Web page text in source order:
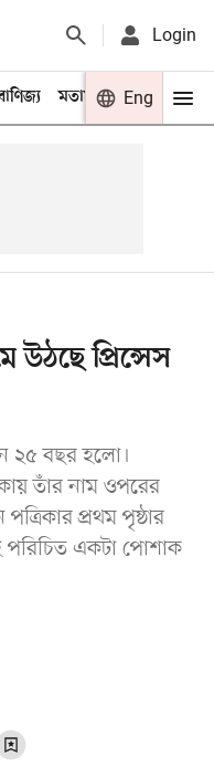
Login
মতামত খেলা
Eng
উঠছে প্রিন্সেস
২৫ বছর হলো।
তাঁর নাম ওপরের
প্রথম পৃষ্ঠার
পরিচিত একটা পোশাক